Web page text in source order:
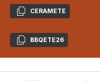
CopierCERAMETE
CopierBBQETE26